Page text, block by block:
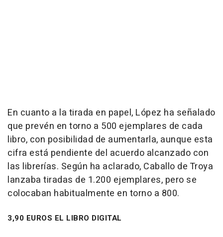
En cuanto a la tirada en papel, López ha señalado
que prevén en torno a 500 ejemplares de cada
libro, con posibilidad de aumentarla, aunque esta
cifra está pendiente del acuerdo alcanzado con
las librerías. Según ha aclarado, Caballo de Troya
lanzaba tiradas de 1.200 ejemplares, pero se
colocaban habitualmente en torno a 800.
3,90 EUROS EL LIBRO DIGITAL